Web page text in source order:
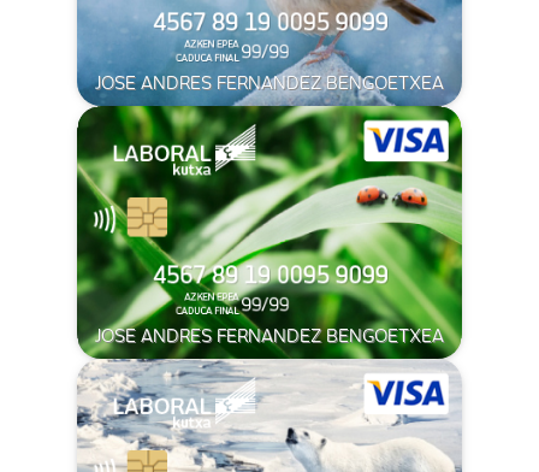
JOSE ANDRES FERNANDEZ BENGOETXEA
JOSE ANDRES FERNANDEZ BENGOETXEA